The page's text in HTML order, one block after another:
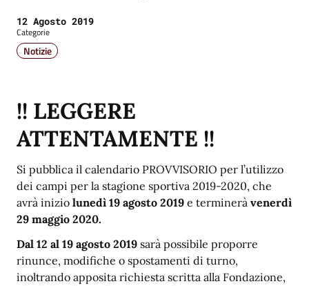
Data:
12 Agosto 2019
Categorie
Notizie
!! LEGGERE
ATTENTAMENTE !!
Si pubblica il calendario PROVVISORIO per l’utilizzo
dei campi per la stagione sportiva 2019-2020, che
avrà inizio lunedì 19 agosto 2019 e terminerà venerdì
29 maggio 2020.
Dal 12 al 19 agosto 2019 sarà possibile proporre
rinunce, modifiche o spostamenti di turno,
inoltrando apposita richiesta scritta alla Fondazione,